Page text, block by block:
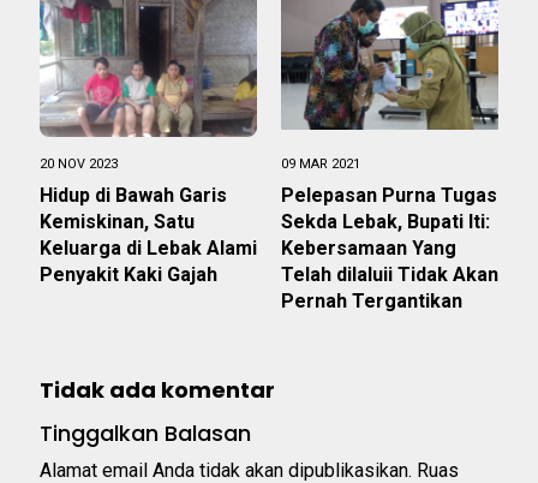
20 NOV 2023
Hidup di Bawah Garis
Kemiskinan, Satu
Keluarga di Lebak Alami
Penyakit Kaki Gajah
09 MAR 2021
Pelepasan Purna Tugas
Sekda Lebak, Bupati Iti:
Kebersamaan Yang
Telah dilaluii Tidak Akan
Pernah Tergantikan
Tidak ada komentar
Tinggalkan Balasan
Alamat email Anda tidak akan dipublikasikan. Ruas